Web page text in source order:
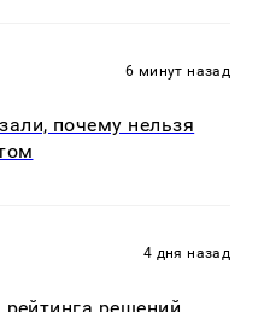
6 минут назад
почему нельзя
4 дня назад
решений